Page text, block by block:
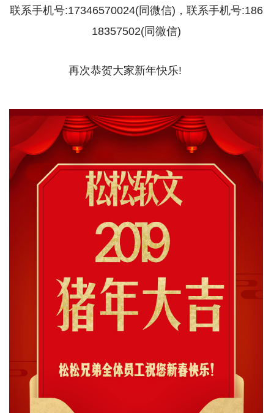
联系手机号:17346570024(同微信)，联系手机号:186
18357502(同微信)
再次恭贺大家新年快乐!